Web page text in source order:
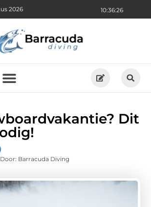
10:36:28
2026
Dit
Barracuda Diving